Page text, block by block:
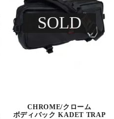
SOLD
CHROME/クローム
ボディバック KADET TRAP